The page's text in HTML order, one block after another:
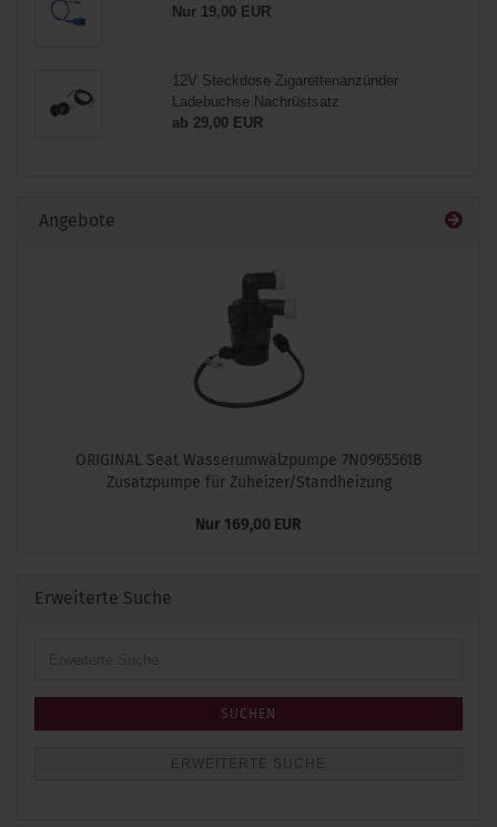
Nur 19,00 EUR
12V Steckdose Zigarettenanzünder
Ladebuchse Nachrüstsatz
ab 29,00 EUR
Angebote
ORIGINAL Seat Wasserumwälzpumpe 7N0965561B
Zusatzpumpe für Zuheizer/Standheizung
Nur 169,00 EUR
Erweiterte Suche
SUCHEN
ERWEITERTE SUCHE